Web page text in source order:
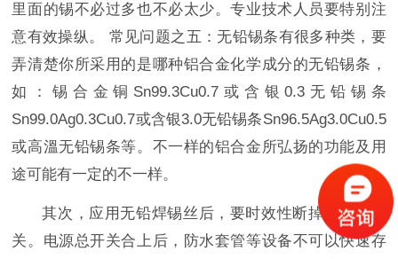
里面的锡不必过多也不必太少。专业技术人员要特别注
意有效操纵。 常见问题之五：无铅锡条有很多种类，要
弄清楚你所采用的是哪种铝合金化学成分的无铅锡条，
如：锡合金铜Sn99.3Cu0.7或含银0.3无铅锡条
Sn99.0Ag0.3Cu0.7或含银3.0无铅锡条Sn96.5Ag3.0Cu0.5
或高溫无铅锡条等。不一样的铝合金所弘扬的功能及用
途可能有一定的不一样。
其次，应用无铅焊锡丝后，要时效性断掉电源总开
关。电源总开关合上后，防水套管等设备不可以快速存